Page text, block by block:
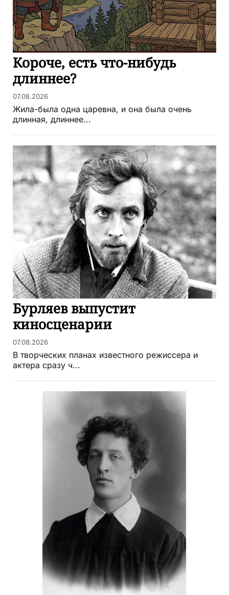
Короче, есть что-нибудь
длиннее?
07.08.2026
Жила-была одна царевна, и она была очень
длинная, длиннее...
Бурляев выпустит
киносценарии
07.08.2026
В творческих планах известного режиссера и
актера сразу ч...